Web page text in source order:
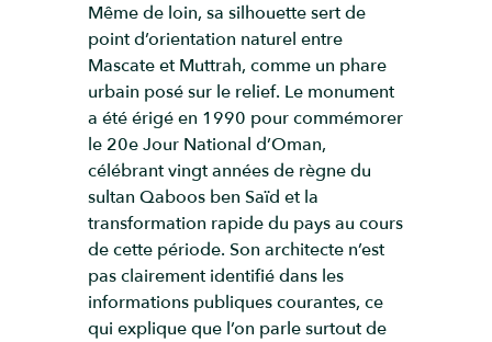
Même de loin, sa silhouette sert de
point d’orientation naturel entre
Mascate et Muttrah, comme un phare
urbain posé sur le relief. Le monument
a été érigé en 1990 pour commémorer
le 20e Jour National d’Oman,
célébrant vingt années de règne du
sultan Qaboos ben Saïd et la
transformation rapide du pays au cours
de cette période. Son architecte n’est
pas clairement identifié dans les
informations publiques courantes, ce
qui explique que l’on parle surtout de